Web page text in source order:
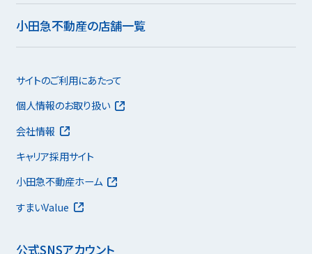
小田急不動産の店舗一覧
公式SNSアカウント
サイトのご利用にあたって
個人情報のお取り扱い
会社情報
キャリア採用サイト
小田急不動産ホーム
すまいValue